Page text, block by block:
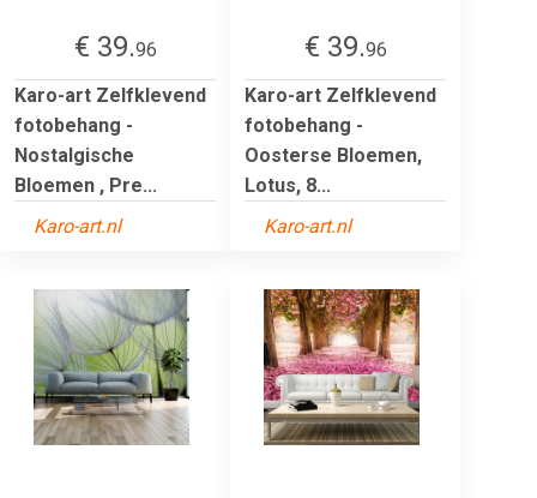
€ 39.96
Karo-art Zelfklevend
fotobehang -
Nostalgische
Bloemen , Pre...
Karo-art.nl
€ 39.96
Karo-art Zelfklevend
fotobehang -
Oosterse Bloemen,
Lotus, 8...
Karo-art.nl